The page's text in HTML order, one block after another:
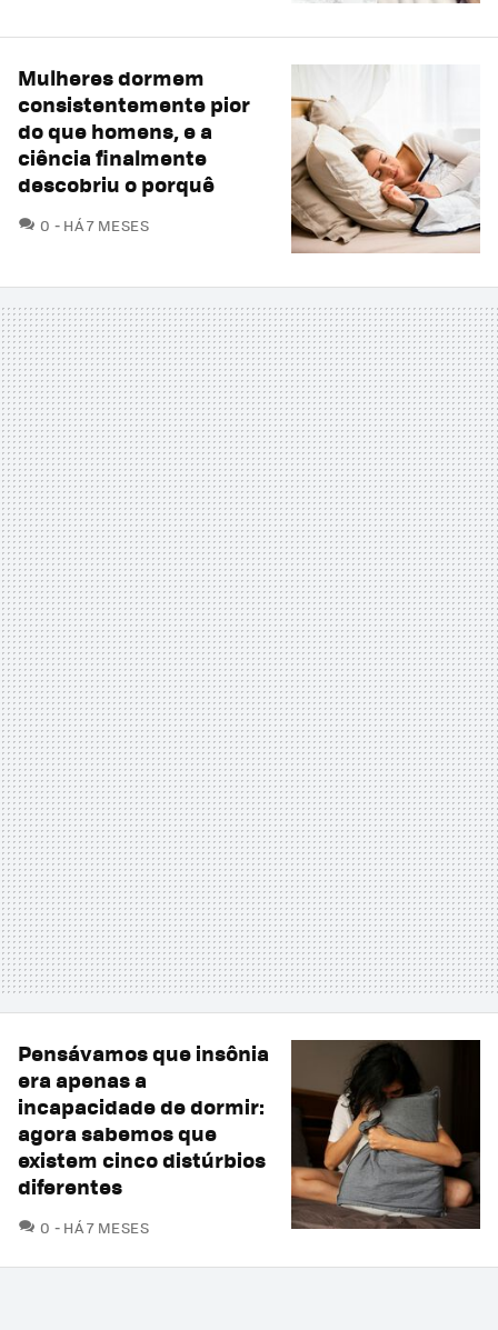
Mulheres dormem
consistentemente pior
do que homens, e a
ciência finalmente
descobriu o porquê
0 COMENTÁRIOS
HÁ 7 MESES
Pensávamos que insônia
era apenas a
incapacidade de dormir:
agora sabemos que
existem cinco distúrbios
diferentes
0 COMENTÁRIOS
HÁ 7 MESES